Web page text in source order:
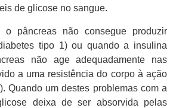
de glicose no sangue.
o pâncreas não consegue produzir
tipo 1) ou quando a insulina
não age adequadamente nas
a uma resistência do corpo à ação
Quando um destes problemas com a
deixa de ser absorvida pelas